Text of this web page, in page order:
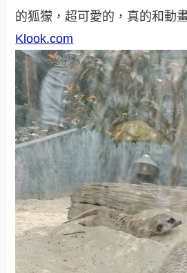
的狐獴，超可愛的，真的和動
Klook.com